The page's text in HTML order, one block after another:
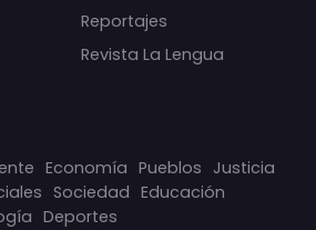
Reportajes
Revista La Lengua
Economía Pueblos Justicia
Sociedad Educación
Deportes